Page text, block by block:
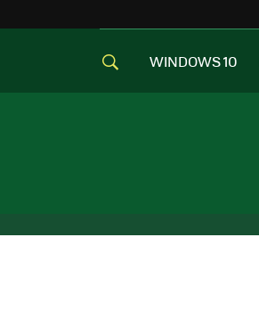
WINDOWS 10